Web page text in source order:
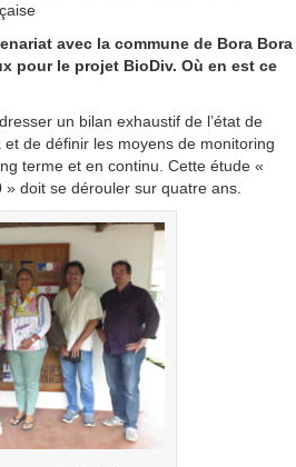
avec la commune de Bora Bora
pour le projet BioDiv. Où en est ce
un bilan exhaustif de l’état de
de définir les moyens de monitoring
terme et en continu. Cette étude «
doit se dérouler sur quatre ans.